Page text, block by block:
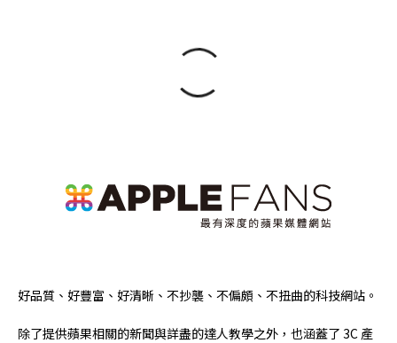
好品質、好豐富、好清晰、不抄襲、不偏頗、不扭曲的科技網站。
除了提供蘋果相關的新聞與詳盡的達人教學之外，也涵蓋了 3C 產